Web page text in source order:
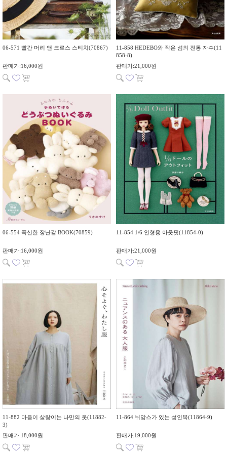
06-571 빨간 머리 앤 크로스 스티치(70867)
판매가:16,000원
11-858 HEDEBO와 작은 섬의 전통 자수(11
858-8)
판매가:21,000원
06-554 푹신한 장난감 BOOK(70859)
판매가:16,000원
11-854 1/6 인형용 아웃핏(11854-0)
판매가:21,000원
11-882 마음이 살랑이는 나만의 옷(11882-
3)
판매가:18,000원
11-864 뉘앙스가 있는 성인복(11864-9)
판매가:19,000원